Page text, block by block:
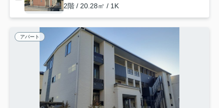
2階 / 20.28㎡ / 1K
アパート